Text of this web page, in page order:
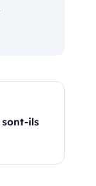
sont-ils